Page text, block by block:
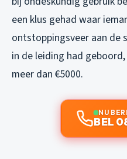
een klus gehad waar
ontstoppingsveer aan de
in de leiding had
meer dan €5000.
NU
BEL